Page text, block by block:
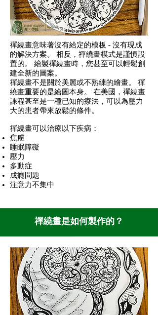
禪繞畫意味著沒有給定的模板 - 沒有現成
的解決方案。 相反，禪繞畫模式是謹慎設
置的。 繪製禪繞畫時，您甚至可以輕鬆創
建全新的圖案。
禪繞畫不是關於美麗或不熟練的繪畫。 禪
繞畫重要的是繪圖本身。 在美國， 禪繞畫
課程甚至是一種已知的療法，可以為壓力
大的患者帶來放鬆的條件。
禪繞畫可以治療以下疾病：
焦慮
睡眠障礙
壓力
多動症
成癮問題
注意力不集中
禪繞畫是如何製作的？